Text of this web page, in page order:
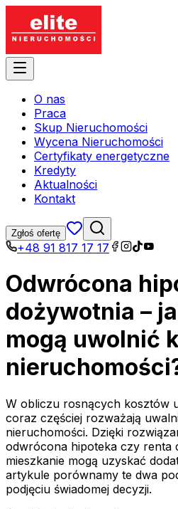
O nas
Praca
Skup Nieruchomości
Wycena Nieruchomości
Certyfikaty energetyczne
Kredyty
Aktualności
Kontakt
Zgłoś ofertę
+48 91 817 17 17
Odwrócona
dożywotnia –
mogą uwolnić
W obliczu rosnących kosztów
coraz częściej rozważają
nieruchomości. Dzięki
odwrócona hipoteka czy renta
mieszkanie mogą uzyskać
artykule porównamy te dwa
podjęciu świadomej decyzji.